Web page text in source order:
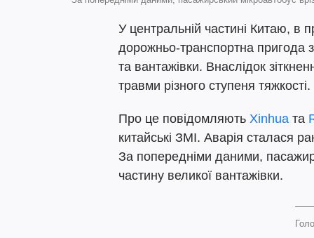
У центральній частині Китаю, в
дорожньо-транспортна пригода
та вантажівки. Внаслідок
травми різного ступеня тяжкості.
Про це повідомляють Xinhua та
китайські ЗМІ. Аварія сталася
За попередніми даними,
частину великої вантажівки.